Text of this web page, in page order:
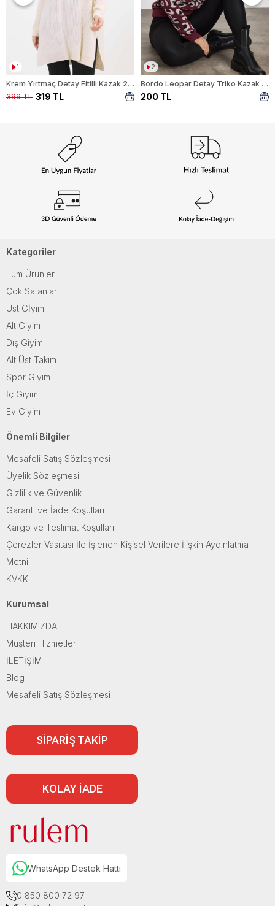
1
Krem Yırtmaç Detay Fitilli Kazak 22131
319 TL
399 TL
2
Bordo Leopar Detay Triko Kazak 24342
200 TL
Kategoriler
Tüm Ürünler
Çok Satanlar
Üst Gİyim
Alt Giyim
Dış Giyim
Alt Üst Takım
Spor Giyim
İç Giyim
Ev Giyim
Önemli Bilgiler
Mesafeli Satış Sözleşmesi
Üyelik Sözleşmesi
Gizlilik ve Güvenlik
Garanti ve İade Koşulları
Kargo ve Teslimat Koşulları
Çerezler Vasıtası İle İşlenen Kişisel Verilere İlişkin Aydınlatma
Metni
KVKK
Kurumsal
HAKKIMIZDA
Müşteri Hizmetleri
İLETİŞİM
Blog
Mesafeli Satış Sözleşmesi
SİPARİŞ TAKİP
KOLAY İADE
WhatsApp Destek Hattı
0 850 800 72 97